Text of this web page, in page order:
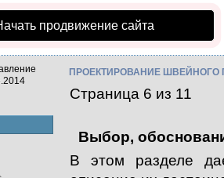
продвижение сайта
ПРОЕКТИРОВАНИЕ ШВЕЙНОГО
Страница 6 из 11
Выбор,
В этом разделе